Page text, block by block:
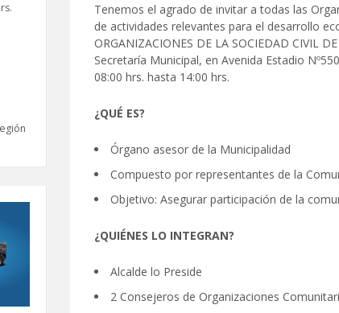
Tenemos el agrado de invitar a todas las
de actividades relevantes para el desarrollo
ORGANIZACIONES DE LA SOCIEDAD CIVIL
Secretaría Municipal, en Avenida Estadio
08:00 hrs. hasta 14:00 hrs.
¿QUÉ ES?
Órgano asesor de la Municipalidad
Compuesto por representantes de la
Objetivo: Asegurar participación de la
¿QUIÉNES LO INTEGRAN?
Alcalde lo Preside
2 Consejeros de Organizaciones